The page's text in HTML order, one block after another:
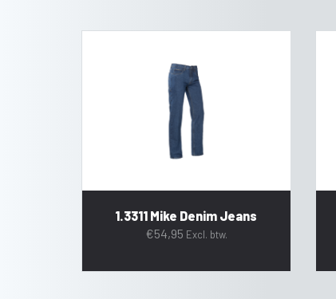
1.3311 Mike Denim Jeans
€54,95 Excl. btw.